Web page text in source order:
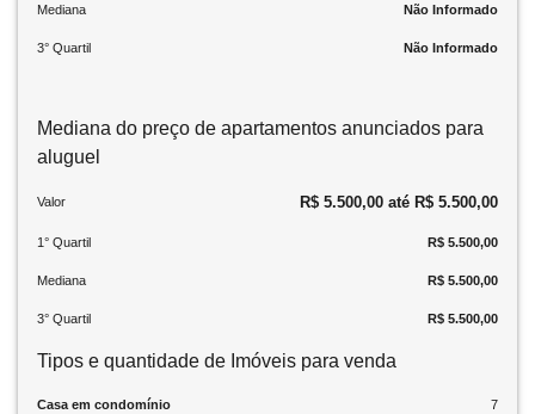
Mediana Não Informado
3° Quartil Não Informado
Mediana do preço de apartamentos anunciados para
aluguel
Valor R$ 5.500,00 até R$ 5.500,00
1° Quartil R$ 5.500,00
Mediana R$ 5.500,00
3° Quartil R$ 5.500,00
Tipos e quantidade de Imóveis para venda
Casa em condomínio 7